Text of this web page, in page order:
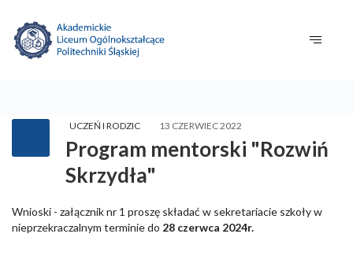
UCZEŃ I RODZIC 13 CZERWIEC 2022
Program mentorski "Rozwiń
Skrzydła"
Wnioski - załącznik nr 1 proszę składać w sekretariacie szkoły w
nieprzekraczalnym terminie do 28 czerwca 2024r.